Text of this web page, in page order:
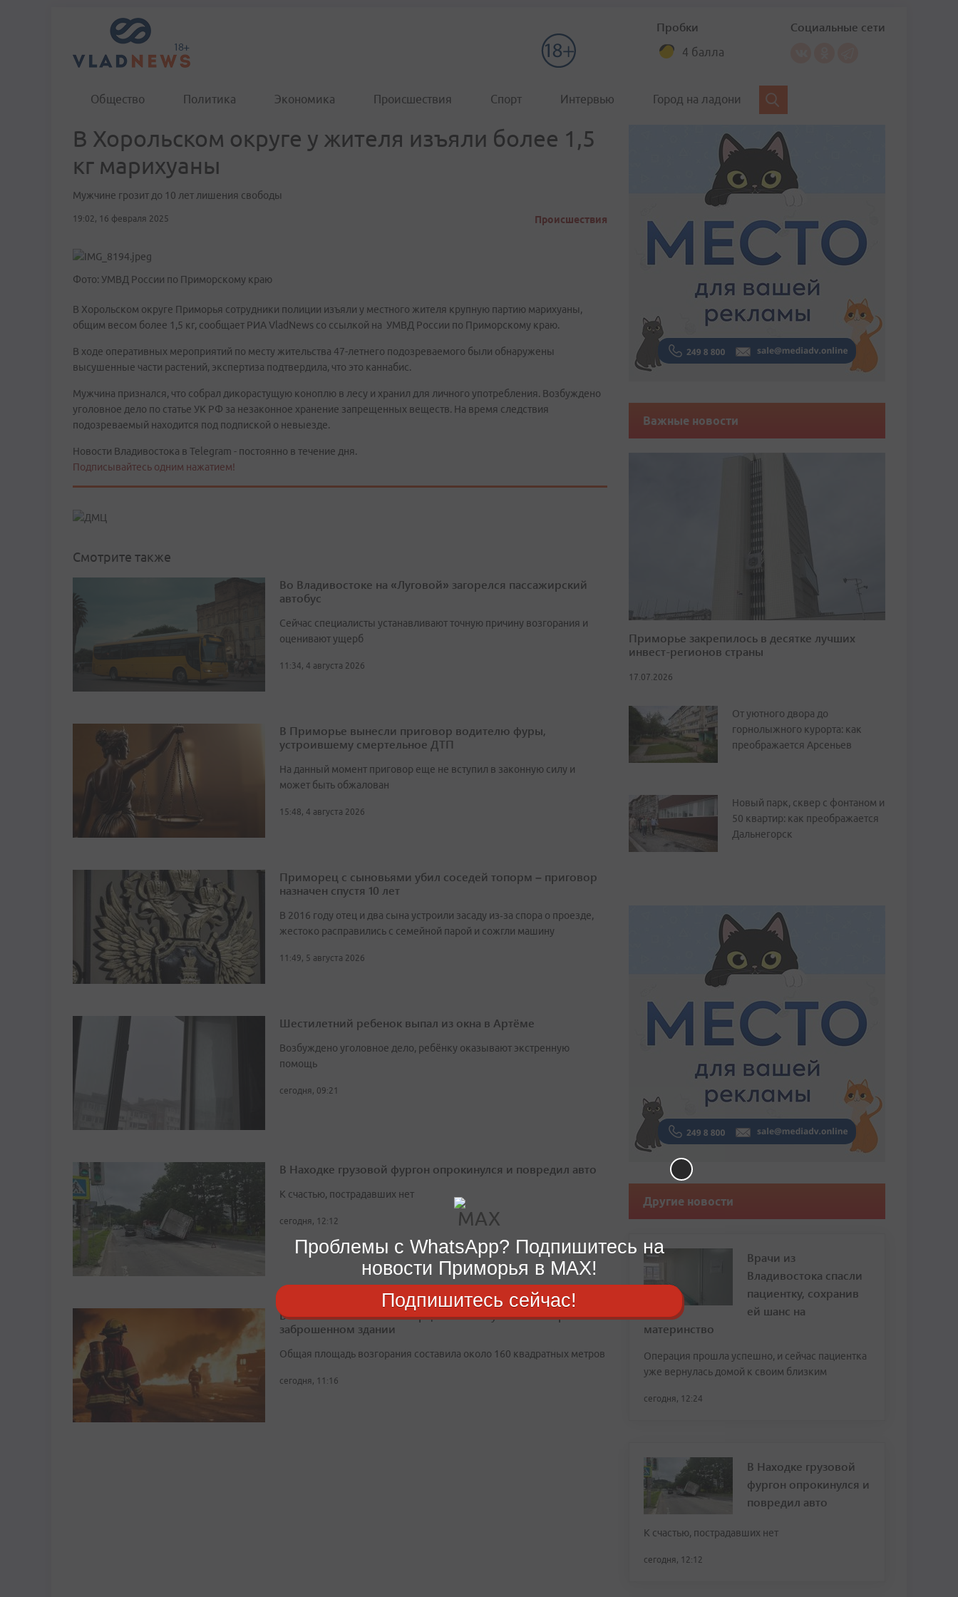
Пробки
4 балла
Социальные сети
Общество Политика Экономика Происшествия Спорт Интервью Город на ладони
В Хорольском округе у жителя изъяли более 1,5
кг марихуаны
Мужчине грозит до 10 лет лишения свободы
19:02, 16 февраля 2025 Происшествия
Фото: УМВД России по Приморскому краю
В Хорольском округе Приморья сотрудники полиции изъяли у местного жителя крупную партию марихуаны,
общим весом более 1,5 кг, сообщает РИА VladNews со ссылкой на УМВД России по Приморскому краю.
В ходе оперативных мероприятий по месту жительства 47-летнего подозреваемого были обнаружены
высушенные части растений, экспертиза подтвердила, что это каннабис.
Мужчина признался, что собрал дикорастущую коноплю в лесу и хранил для личного употребления. Возбуждено
уголовное дело по статье УК РФ за незаконное хранение запрещенных веществ. На время следствия
подозреваемый находится под подпиской о невыезде.
Новости Владивостока в Telegram - постоянно в течение дня.
Подписывайтесь одним нажатием!
Смотрите также
Во Владивостоке на «Луговой» загорелся пассажирский
автобус
Сейчас специалисты устанавливают точную причину возгорания и
оценивают ущерб
11:34, 4 августа 2026
В Приморье вынесли приговор водителю фуры,
устроившему смертельное ДТП
На данный момент приговор еще не вступил в законную силу и
может быть обжалован
15:48, 4 августа 2026
Приморец с сыновьями убил соседей топорм – приговор
назначен спустя 10 лет
В 2016 году отец и два сына устроили засаду из‑за спора о проезде,
жестоко расправились с семейной парой и сожгли машину
11:49, 5 августа 2026
Шестилетний ребенок выпал из окна в Артёме
Возбуждено уголовное дело, ребёнку оказывают экстренную
помощь
сегодня, 09:21
В Находке грузовой фургон опрокинулся и повредил авто
К счастью, пострадавших нет
сегодня, 12:12
В Большом Камне огнеборцы МЧС потушили пожар в
заброшенном здании
Общая площадь возгорания составила около 160 квадратных метров
сегодня, 11:16
Важные новости
Приморье закрепилось в десятке лучших
инвест-регионов страны
17.07.2026
От уютного двора до
горнолыжного курорта: как
преображается Арсеньев
Новый парк, сквер с фонтаном и
50 квартир: как преображается
Дальнегорск
Другие новости
Врачи из
Владивостока спасли
пациентку, сохранив
ей шанс на
материнство
Операция прошла успешно, и сейчас пациентка
уже вернулась домой к своим близким
сегодня, 12:24
В Находке грузовой
фургон опрокинулся и
повредил авто
К счастью, пострадавших нет
сегодня, 12:12
Проблемы с WhatsApp? Подпишитесь на
новости Приморья в MAX!
Подпишитесь сейчас!